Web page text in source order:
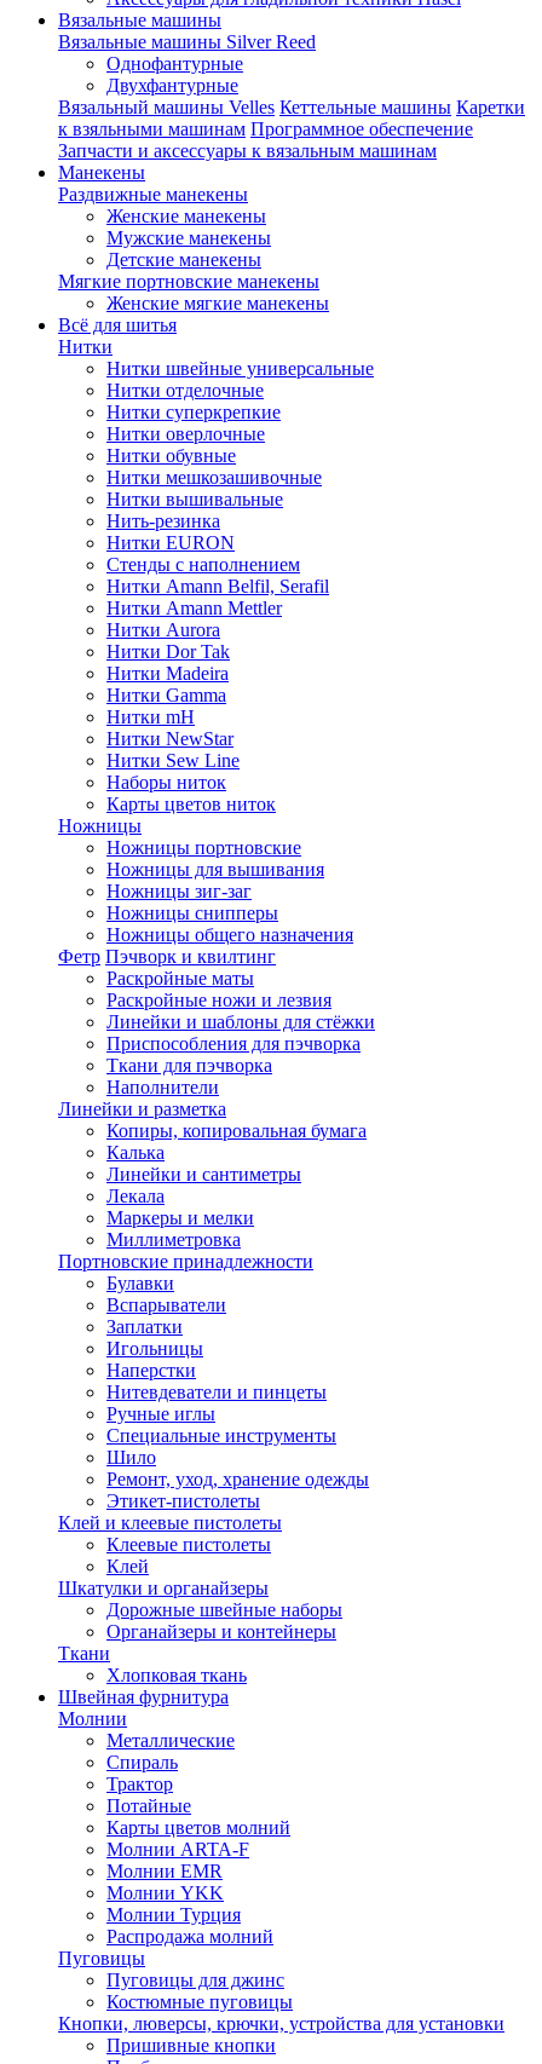
Вязальные машины
Вязальные машины Silver Reed
Однофантурные
Двухфантурные
Вязальный машины Velles Кеттельные машины Каретки
к взяльными машинам Программное обеспечение
Запчасти и аксессуары к вязальным машинам
Манекены
Раздвижные манекены
Женские манекены
Мужские манекены
Детские манекены
Мягкие портновские манекены
Женские мягкие манекены
Всё для шитья
Нитки
Нитки швейные универсальные
Нитки отделочные
Нитки суперкрепкие
Нитки оверлочные
Нитки обувные
Нитки мешкозашивочные
Нитки вышивальные
Нить-резинка
Нитки EURON
Стенды с наполнением
Нитки Amann Belfil, Serafil
Нитки Amann Mettler
Нитки Aurora
Нитки Dor Tak
Нитки Madeira
Нитки Gamma
Нитки mH
Нитки NewStar
Нитки Sew Line
Наборы ниток
Карты цветов ниток
Ножницы
Ножницы портновские
Ножницы для вышивания
Ножницы зиг-заг
Ножницы снипперы
Ножницы общего назначения
Фетр Пэчворк и квилтинг
Раскройные маты
Раскройные ножи и лезвия
Линейки и шаблоны для стёжки
Приспособления для пэчворка
Ткани для пэчворка
Наполнители
Линейки и разметка
Копиры, копировальная бумага
Калька
Линейки и сантиметры
Лекала
Маркеры и мелки
Миллиметровка
Портновские принадлежности
Булавки
Вспарыватели
Заплатки
Игольницы
Наперстки
Нитевдеватели и пинцеты
Ручные иглы
Специальные инструменты
Шило
Ремонт, уход, хранение одежды
Этикет-пистолеты
Клей и клеевые пистолеты
Клеевые пистолеты
Клей
Шкатулки и органайзеры
Дорожные швейные наборы
Органайзеры и контейнеры
Ткани
Хлопковая ткань
Швейная фурнитура
Молнии
Металлические
Спираль
Трактор
Потайные
Карты цветов молний
Молнии ARTA-F
Молнии EMR
Молнии YKK
Молнии Турция
Распродажа молний
Пуговицы
Пуговицы для джинс
Костюмные пуговицы
Кнопки, люверсы, крючки, устройства для установки
Пришивные кнопки